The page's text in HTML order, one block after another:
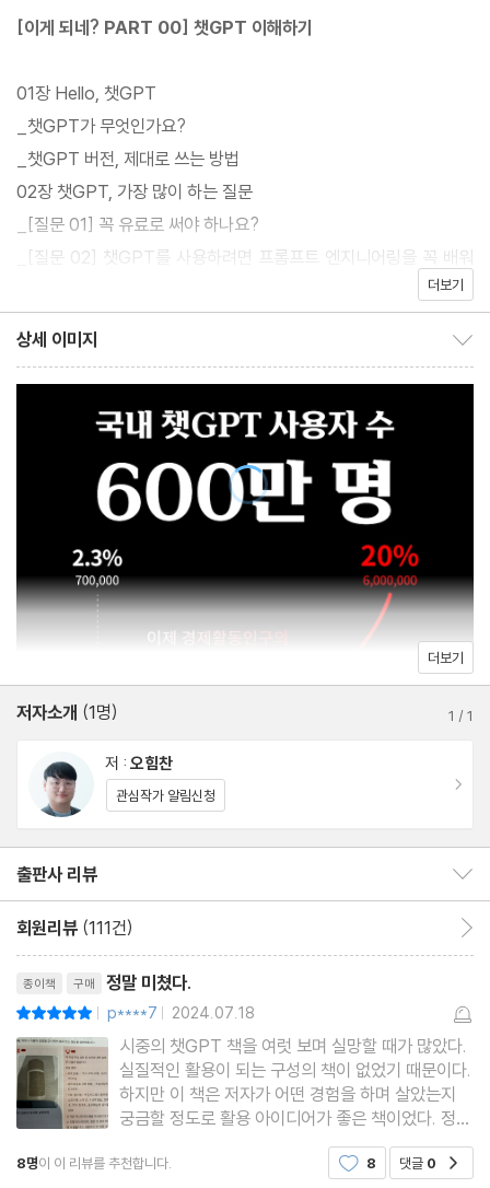
누구나 유튜브 쇼츠, 릴스, 단편 영화를 만들 수 있게 되었다. 그밖에
분야 25주 연속 베스트셀러인 『이게 되네? 챗GPT 미친 활용법 51
제』가 최신 챗GPT 업데이트를 반영하여 완전히 새로운 개정판으
로 다시 찾아왔다.
아직도 ‘챗GPT로 어떤 것까지 할 수 있을까? 유료 구독을 할 가치
가 있을까?’ 고민하는가? 챗GPT를 단순히 신기한 AI가 아닌 실생
활에 ‘진짜’ 활용하고 싶은가? 이 책으로 그 답을 얻어보자. 누구보
다 더 효과적으로 더 적극적으로 챗GPT를 활용하는 방법을 알려주
는 이 책이 인공지능 시대에 일잘러, 작가, 영상 편집자, 현인으로서
[이게 되네? PART 00] 챗GPT 이해하기
01장 Hello, 챗GPT
_챗GPT가 무엇인가요?
_챗GPT 버전, 제대로 쓰는 방법
02장 챗GPT, 가장 많이 하는 질문
_[질문 01] 꼭 유료로 써야 하나요?
_[질문 02] 챗GPT를 사용하려면 프롬프트 엔지니어링을 꼭 배워
_[질문 04] 챗GPT가 잘하는 건 뭐고, 못하는 건 뭐예요?
_[질문 05] 최종 결론! 그렇다면 챗 GPT를 어디에 어떻게 써야 하
[이게 되네? PART 01] 챗GPT 시작하기
03장 챗GPT를 시작하는 사람들을 위한 매뉴얼
_챗GPT 접속하기
_챗GPT 유료 구독하기
_기본 사용법
_’ChatGPT 맞춤 설정’하기
_[미친 활용 01] 챗GPT 서치로 검색하기
_[미친 활용 02] 이미지로 검색하기
05장 챗GPT로 이미지 생성하기
_챗GPT 4o 이미지 생성 시작하기
06장 챗GPT로 동영상 생성하기
_Sora란?
_[미친 활용 05] 동영상 생성하기
_[미친 활용 06] 자연 다큐멘터리 영상 만들기
07장 챗GPT 고급 음성 모드 활용하기
_[미친 활용 07] 챗GPT에게 통역 맡기기
더보기
상세 이미지
더보기
저자소개 (1명) 1 /1
저 : 오힘찬
관심작가 알림신청
출판사 리뷰
회원리뷰 (111건)
종이책 구매 정말 미쳤다.
| p****7 | 2024.07.18
시중의 챗GPT 책을 여럿 보며 실망할 때가 많았다.
실질적인 활용이 되는 구성의 책이 없었기 때문이다.
하지만 이 책은 저자가 어떤 경험을 하며 살았는지
궁금할 정도로 활용 아이디어가 좋은 책이었다. 정말
로 '미친 책이다'. 이를테면 초반부에 나오는 상품 이
미지 해석에서 이런 시도까지 해보려고 했구나가 느
8명이 이 리뷰를 추천합니다. 8 댓글 0